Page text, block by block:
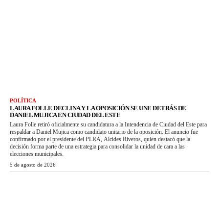
POLÍTICA
LAURA FOLLE DECLINA Y LA OPOSICIÓN SE UNE DETRÁS DE
DANIEL MUJICA EN CIUDAD DEL ESTE
Laura Folle retiró oficialmente su candidatura a la Intendencia de Ciudad del Este para
respaldar a Daniel Mujica como candidato unitario de la oposición. El anuncio fue
confirmado por el presidente del PLRA, Alcides Riveros, quien destacó que la
decisión forma parte de una estrategia para consolidar la unidad de cara a las
elecciones municipales.
5 de agosto de 2026